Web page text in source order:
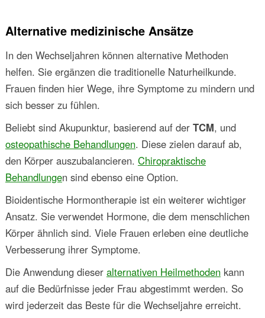
Alternative medizinische Ansätze
In den Wechseljahren können alternative Methoden
helfen. Sie ergänzen die traditionelle Naturheilkunde.
Frauen finden hier Wege, ihre Symptome zu mindern und
sich besser zu fühlen.
Beliebt sind Akupunktur, basierend auf der TCM, und
osteopathische Behandlungen. Diese zielen darauf ab,
den Körper auszubalancieren. Chiropraktische
Behandlungen sind ebenso eine Option.
Bioidentische Hormontherapie ist ein weiterer wichtiger
Ansatz. Sie verwendet Hormone, die dem menschlichen
Körper ähnlich sind. Viele Frauen erleben eine deutliche
Verbesserung ihrer Symptome.
Die Anwendung dieser alternativen Heilmethodenkann
auf die Bedürfnisse jeder Frau abgestimmt werden. So
wird jederzeit das Beste für die Wechseljahre erreicht.